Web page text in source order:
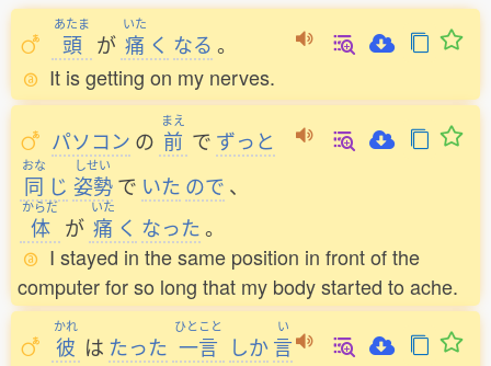
あたま
頭 が
いた
痛 く なる 。
It is getting on my nerves.
パソコン の
まえ
前 で ずっと
おな
同 じ
しせい
姿勢 で いた ので 、
からだ
体 が
いた
痛 く なった 。
I stayed in the same position in front of the
computer for so long that my body started to ache.
かれ
彼 は たった
ひとこと
一言 しか
い
言